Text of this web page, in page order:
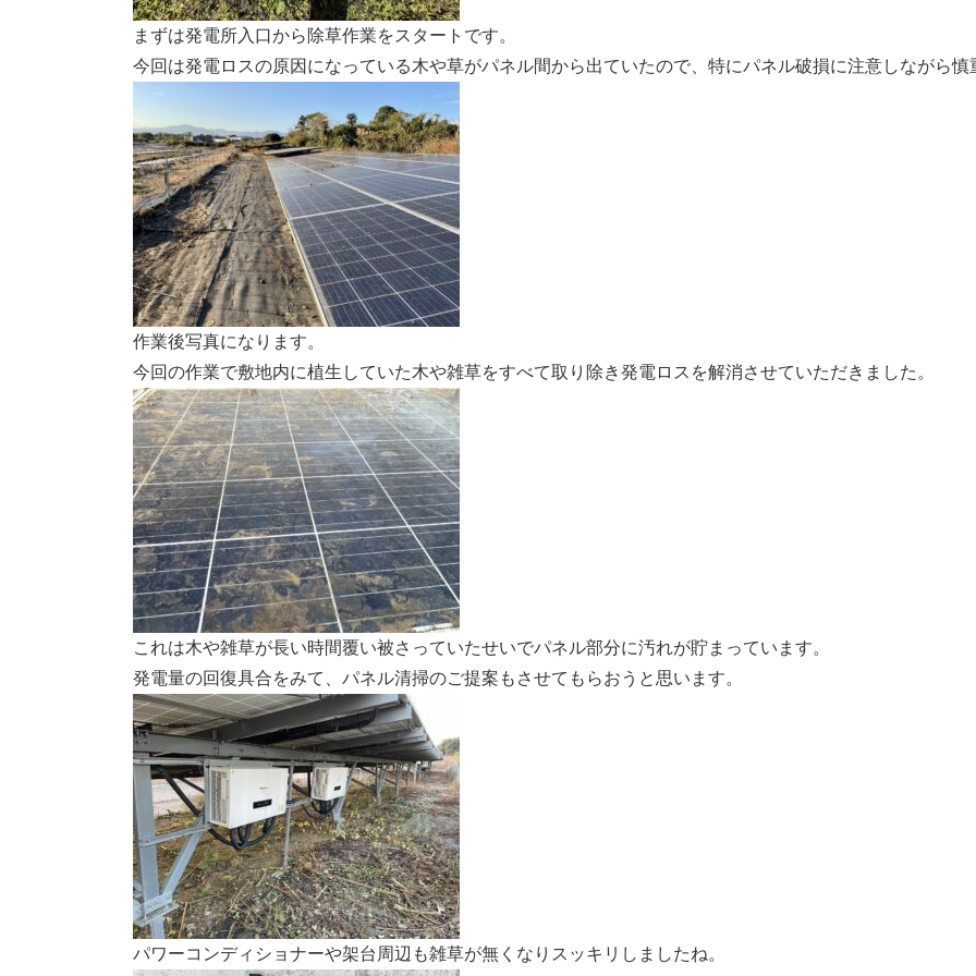
まずは発電所入口から除草作業をスタートです。
今回は発電ロスの原因になっている木や草がパネル間から出ていたので、特にパネル破損に注意しながら慎
作業後写真になります。
今回の作業で敷地内に植生していた木や雑草をすべて取り除き発電ロスを解消させていただきました。
これは木や雑草が長い時間覆い被さっていたせいでパネル部分に汚れが貯まっています。
発電量の回復具合をみて、パネル清掃のご提案もさせてもらおうと思います。
パワーコンディショナーや架台周辺も雑草が無くなりスッキリしましたね。